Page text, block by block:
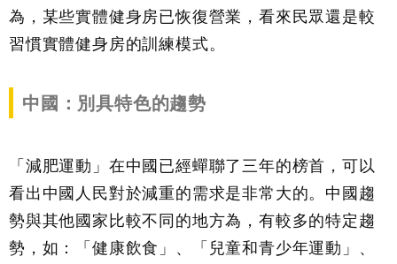
為，某些實體健身房已恢復營業，看來民眾還是較
習慣實體健身房的訓練模式。
中國：別具特色的趨勢
「減肥運動」在中國已經蟬聯了三年的榜首，可以
看出中國人民對於減重的需求是非常大的。中國趨
勢與其他國家比較不同的地方為，有較多的特定趨
勢，如：「健康飲食」、「兒童和青少年運動」、